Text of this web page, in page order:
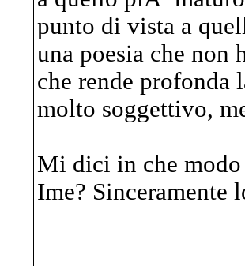
punto di vista a
una poesia che non
che rende profonda
molto soggettivo,
Mi dici in che
Ime? Sinceramente